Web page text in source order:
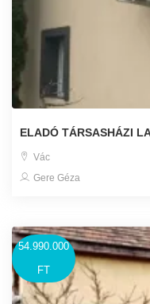
ELADÓ TÁRSASHÁZI
Vác
Gere Géza
54.990.000
FT